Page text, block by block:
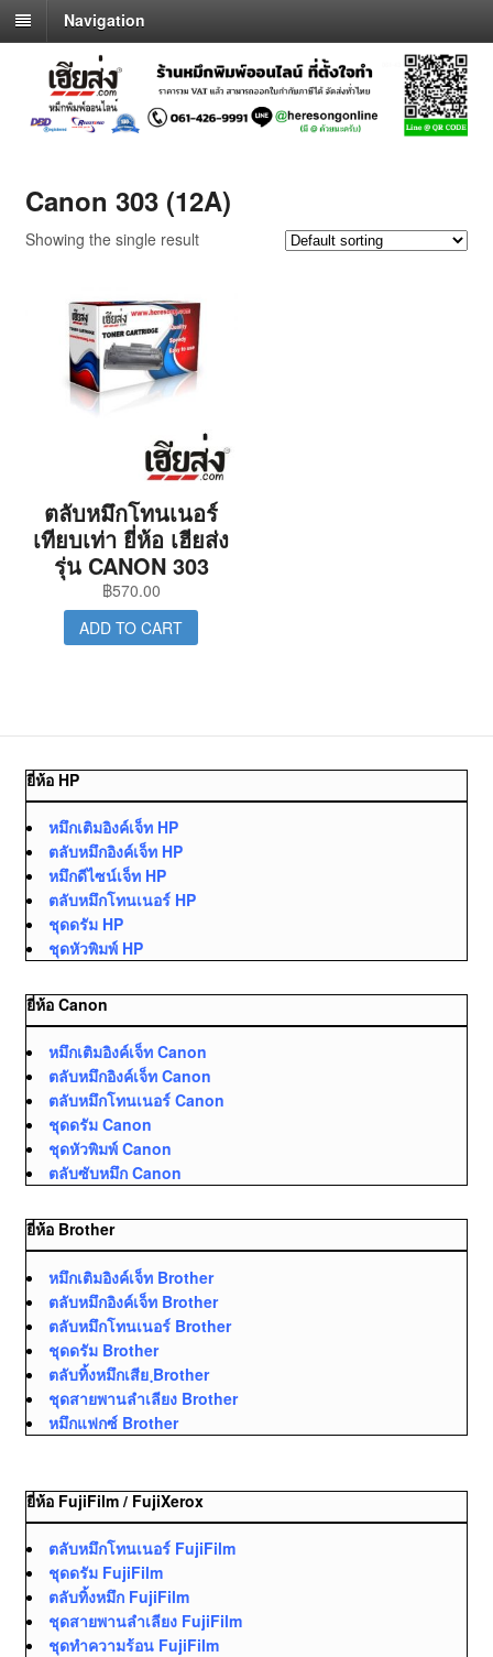
Navigation
Canon 303 (12A)
Showing the single result
ตลับหมึกโทนเนอร์
เทียบเท่า ยี่ห้อ เฮียส่ง
รุ่น CANON 303
฿570.00
ADD TO CART
ยี่ห้อ HP
หมึกเติมอิงค์เจ็ท HP
ตลับหมึกอิงค์เจ็ท HP
หมึกดีไซน์เจ็ท HP
ตลับหมึกโทนเนอร์ HP
ชุดดรัม HP
ชุดหัวพิมพ์ HP
ยี่ห้อ Canon
หมึกเติมอิงค์เจ็ท Canon
ตลับหมึกอิงค์เจ็ท Canon
ตลับหมึกโทนเนอร์ Canon
ชุดดรัม Canon
ชุดหัวพิมพ์ Canon
ตลับซับหมึก Canon
ยี่ห้อ Brother
หมึกเติมอิงค์เจ็ท Brother
ตลับหมึกอิงค์เจ็ท Brother
ตลับหมึกโทนเนอร์ Brother
ชุดดรัม Brother
ตลับทิ้งหมึกเสีย ฺBrother
ชุดสายพานลำเลียง Brother
หมึกแฟกซ์ Brother
ยี่ห้อ FujiFilm / FujiXerox
ตลับหมึกโทนเนอร์ FujiFilm
ชุดดรัม FujiFilm
ตลับทิ้งหมึก FujiFilm
ชุดสายพานลำเลียง FujiFilm
ชุดทำความร้อน FujiFilm